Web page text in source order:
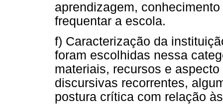
aprendizagem,
frequentar a escola.
f) Caracterização da
foram escolhidas nessa
materiais, recursos e
discursivas recorrentes,
postura crítica com relação